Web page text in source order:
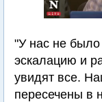
"У нас не было
эскалацию и
увидят все.
пересечены в